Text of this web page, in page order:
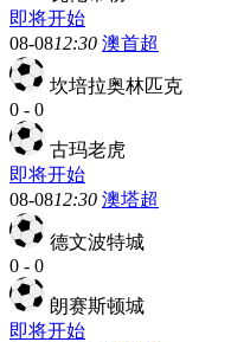
即将开始
08-0812:30 澳首超
坎培拉奥林匹克
0 - 0
古玛老虎
即将开始
08-0812:30 澳塔超
德文波特城
0 - 0
朗赛斯顿城
即将开始